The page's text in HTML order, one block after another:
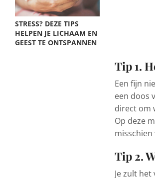
STRESS? DEZE TIPS
HELPEN JE LICHAAM EN
GEEST TE ONTSPANNEN
Tip 1.
Een fijn
een doos
direct om
Op deze
Tip 2.
Je zult